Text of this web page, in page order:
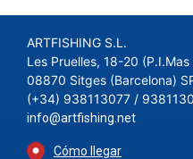
ARTFISHING S.L.
Les Pruelles, 18-20 (P.I.Mas
08870 Sitges (Barcelona)
(+34) 938113077 /
info@artfishing.net
Cómo llegar